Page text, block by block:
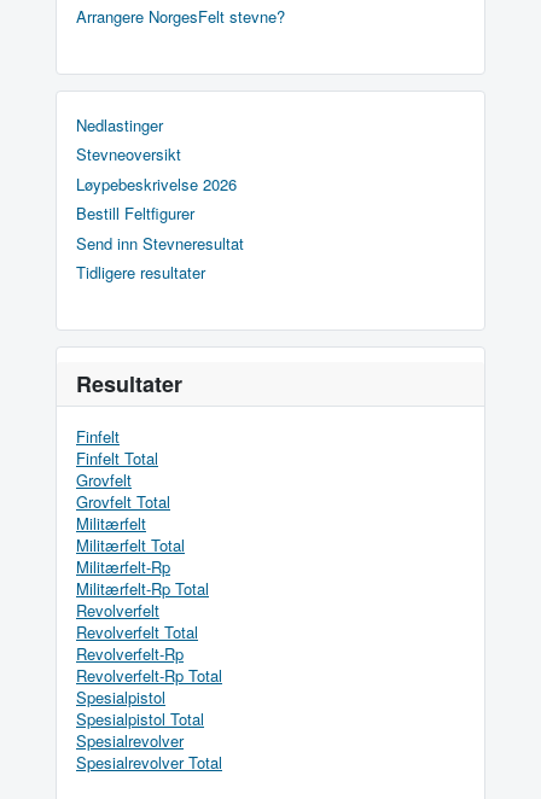
Arrangere NorgesFelt stevne?
Nedlastinger
Stevneoversikt
Løypebeskrivelse 2026
Bestill Feltfigurer
Send inn Stevneresultat
Tidligere resultater
Resultater
Finfelt
Finfelt Total
Grovfelt
Grovfelt Total
Militærfelt
Militærfelt Total
Militærfelt-Rp
Militærfelt-Rp Total
Revolverfelt
Revolverfelt Total
Revolverfelt-Rp
Revolverfelt-Rp Total
Spesialpistol
Spesialpistol Total
Spesialrevolver
Spesialrevolver Total